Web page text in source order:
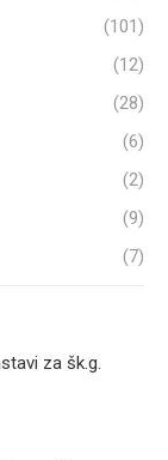
(101)
(12)
(28)
(6)
(2)
(9)
(7)
za šk.g.